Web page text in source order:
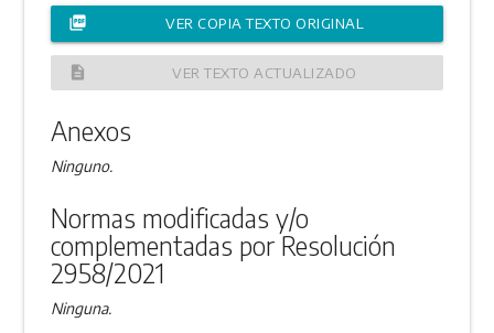
picture_as_pdf VER COPIA TEXTO ORIGINAL
description VER TEXTO ACTUALIZADO
Anexos
Ninguno.
Normas modificadas y/o
complementadas por Resolución
2958/2021
Ninguna.